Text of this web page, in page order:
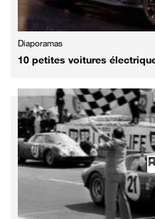
Diaporamas
10 petites voitures